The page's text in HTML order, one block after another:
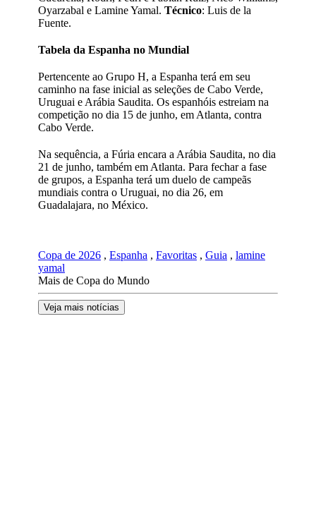
Oyarzabal e Lamine Yamal. Técnico: Luis de la
Fuente.
Tabela da Espanha no Mundial
Pertencente ao Grupo H, a Espanha terá em seu
caminho na fase inicial as seleções de Cabo Verde,
Uruguai e Arábia Saudita. Os espanhóis estreiam na
competição no dia 15 de junho, em Atlanta, contra
Cabo Verde.
Na sequência, a Fúria encara a Arábia Saudita, no dia
21 de junho, também em Atlanta. Para fechar a fase
de grupos, a Espanha terá um duelo de campeãs
mundiais contra o Uruguai, no dia 26, em
Guadalajara, no México.
Copa de 2026 , Espanha , Favoritas , Guia , lamine
yamal
Mais de Copa do Mundo
Veja mais notícias